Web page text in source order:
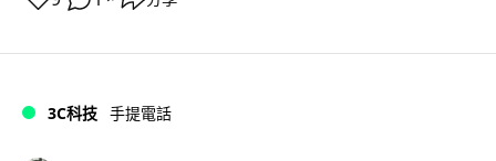
3C科技 手提電話